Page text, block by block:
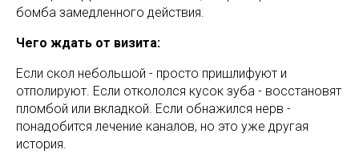
бомба замедленного действия.
Чего ждать от визита:
Если скол небольшой - просто пришлифуют и
отполируют. Если откололся кусок зуба - восстановят
пломбой или вкладкой. Если обнажился нерв -
понадобится лечение каналов, но это уже другая
история.